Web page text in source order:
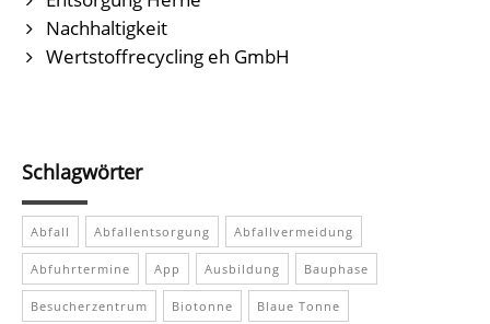
Nachhaltigkeit
Wertstoffrecycling eh GmbH
Schlagwörter
Abfall Abfallentsorgung Abfallvermeidung
Abfuhrtermine App Ausbildung Bauphase
Besucherzentrum Biotonne Blaue Tonne